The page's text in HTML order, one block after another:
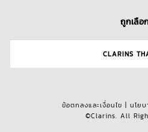
ถูกเลือ
CLARINS
ข้อตกลงและเงื่อนไข | นโย
©Clarins. All